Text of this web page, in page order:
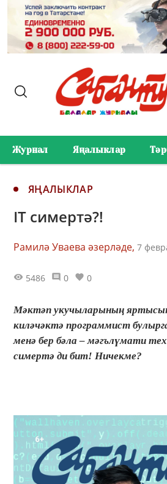
Журнал Яңалыклар
ЯҢАЛЫКЛАР
IT симертә?!
Рамилә Уваева әзерләде, 7
5486 0 0
Мәктәп укучыларының
киләчәктә программист
менә бер бәла – мәгълүмати
симертә ди бит! Ничекме?